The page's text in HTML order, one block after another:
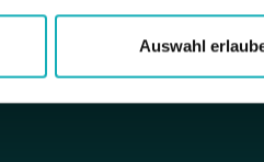
Auswahl
unserer Bewohner zu